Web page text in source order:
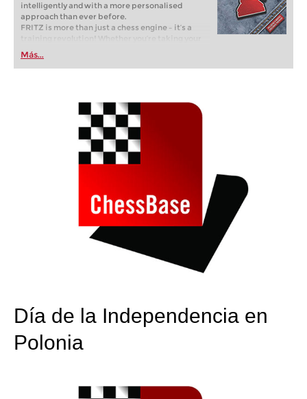
intelligently and with a more personalised
approach than ever before.
FRITZ is more than just a chess engine – it’s a
training revolution! Whether you’re taking your
first steps into the world of club chess, or already
playing at a tournament level: with FRITZ, you can
train more efficiently, intelligently and with a
Más...
Día de la Independencia en
Polonia